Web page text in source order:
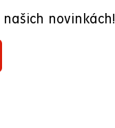
novinkách!